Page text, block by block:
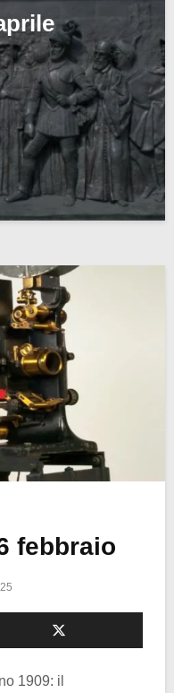
febbraio
1909: il